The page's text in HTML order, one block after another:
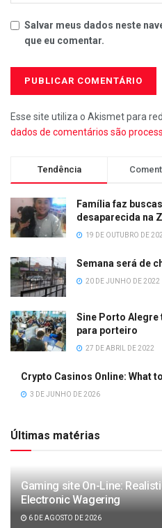
Salvar meus dados neste
que eu comentar.
Esse site utiliza o Akismet para
dados de comentários são
Tendência
Família faz
desaparecida na
19 DE OUTUBRO DE
Semana será de
20 DE JUNHO DE 2022
Sine Porto Alegre
para porteiro
27 DE ABRIL DE 2022
Crypto Casinos Online: What
3 DE JUNHO DE 2026
Últimas matérias
Gaming site On-Line:
Electronic Wagering
6 DE AGOSTO DE 2026